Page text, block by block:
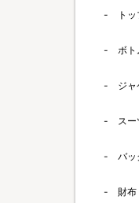
ト
ボト
ジャ
ス
バッ
財布